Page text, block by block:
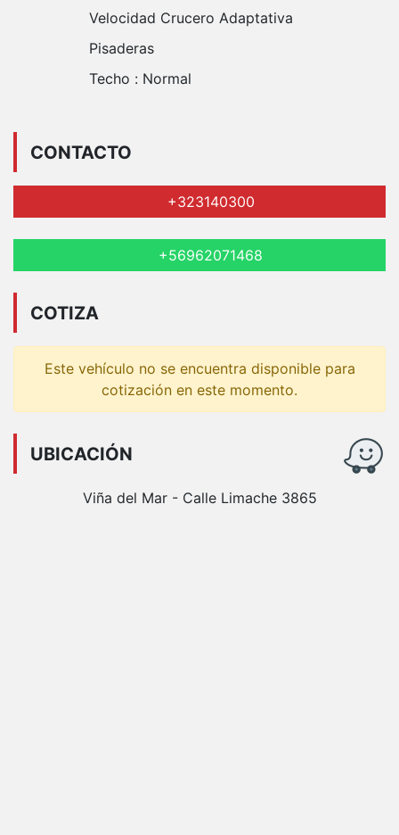
Velocidad Crucero Adaptativa
Pisaderas
Techo : Normal
CONTACTO
+323140300
+56962071468
COTIZA
Este vehículo no se encuentra disponible para
cotización en este momento.
UBICACIÓN
Viña del Mar - Calle Limache 3865